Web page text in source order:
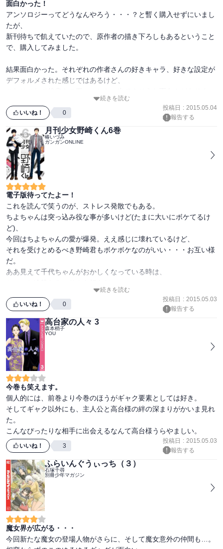
面白かった！
アンソロジーってどうなんやろう・・・？と暫く購入せずにいまし
たが、
新刊待ちで飢えていたので、原作者の描き下ろしもあるということ
で、購入してみました。
結果面白かった。それぞれの作者さんの好きキャラ、好きな設定が
デフォルメされた感じではあるけど、
野崎君好きは読んでみては・・？
続きを読む
いいね！ 0
投稿日 : 2015.05.04
報告する
月刊少女野崎くん6巻
椿いづみ
ガンガンONLINE
電子版待ってたよー！
これを読んで笑うのが、ストレス発散でもある。
ちよちゃんは突っ込み役な事が多いけど(たまに大いにボケてるけ
ど)、
今回はちよちゃんの愛が爆発。ええ感じに壊れているけど、
それを受けとめるべき野崎君もボケボケなのがいい・・・お互い様
だ。
ああ見えて千代ちゃんがおかしくなっている時は、
そしてあほの子若松も相変わらずの可愛さ、おもしろさ。
意外とまわりがおかしくなるとまともに見える都先生。。。
そして新キャラがちょっとだけ登場！！
続きを読む
いいね！ 0
投稿日 : 2015.05.03
報告する
高台家の人々 3
森本梢子
YOU
今巻も笑えます。
個人的には、前巻より今巻のほうがギャク要素としては好き。
そしてギャク以外にも、主人公と高台様の絆の深まりがかいま見れ
た。
いいね！ 3
投稿日 : 2015.05.03
報告する
ふらいんぐうぃっち（３）
石塚千尋
別冊少年マガジン
魔女界が広がる・・・
今回新たな魔女の登場人物がさらに、そして魔女意外の仲間も…。